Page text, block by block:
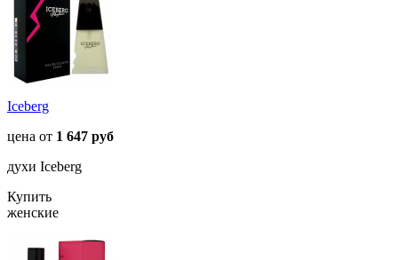
Iceberg
цена от 1 647 руб
духи Iceberg
Купить
женские